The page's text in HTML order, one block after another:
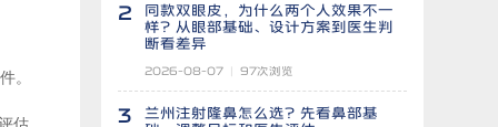
。
估
2
同款双眼皮，为什么两个人效果不一
样？从眼部基础、设计方案到医生判
断看差异
2026-08-07 97次浏览
3
兰州注射隆鼻怎么选？先看鼻部基